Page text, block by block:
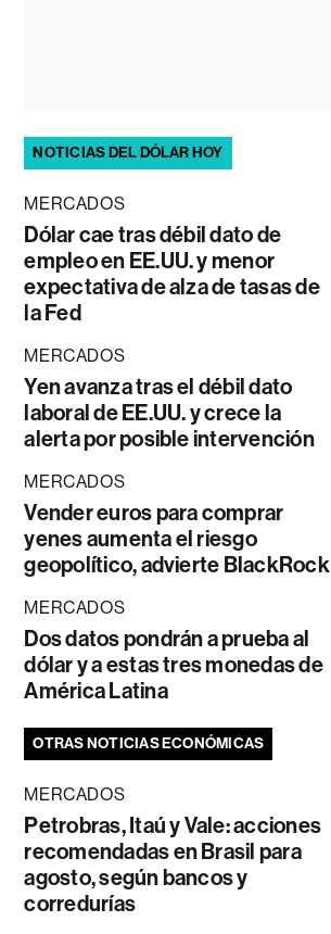
NOTICIAS DEL DÓLAR HOY
MERCADOS
Dólar cae tras débil dato de
empleo en EE.UU. y menor
expectativa de alza de tasas de
la Fed
MERCADOS
Yen avanza tras el débil dato
laboral de EE.UU. y crece la
alerta por posible intervención
MERCADOS
Vender euros para comprar
yenes aumenta el riesgo
geopolítico, advierte BlackRock
MERCADOS
Dos datos pondrán a prueba al
dólar y a estas tres monedas de
América Latina
OTRAS NOTICIAS ECONÓMICAS
MERCADOS
Petrobras, Itaú y Vale: acciones
recomendadas en Brasil para
agosto, según bancos y
corredurías